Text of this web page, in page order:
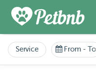
Service From - To